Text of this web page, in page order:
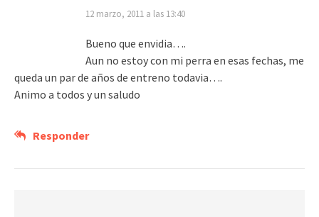
12 marzo, 2011 a las 13:40
Bueno que envidia….
Aun no estoy con mi perra en esas fechas, me
queda un par de años de entreno todavia….
Animo a todos y un saludo
Responder